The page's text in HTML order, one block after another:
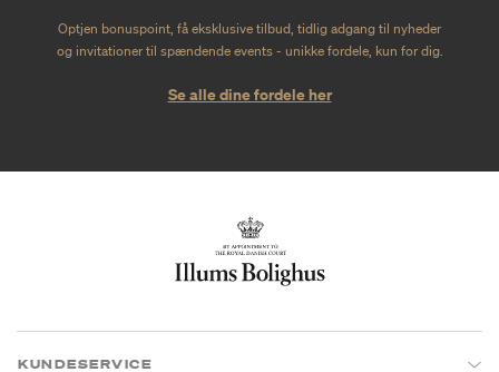
Optjen bonuspoint, få eksklusive tilbud, tidlig adgang til nyheder
og invitationer til spændende events - unikke fordele, kun for dig.
Se alle dine fordele her
KUNDESERVICE